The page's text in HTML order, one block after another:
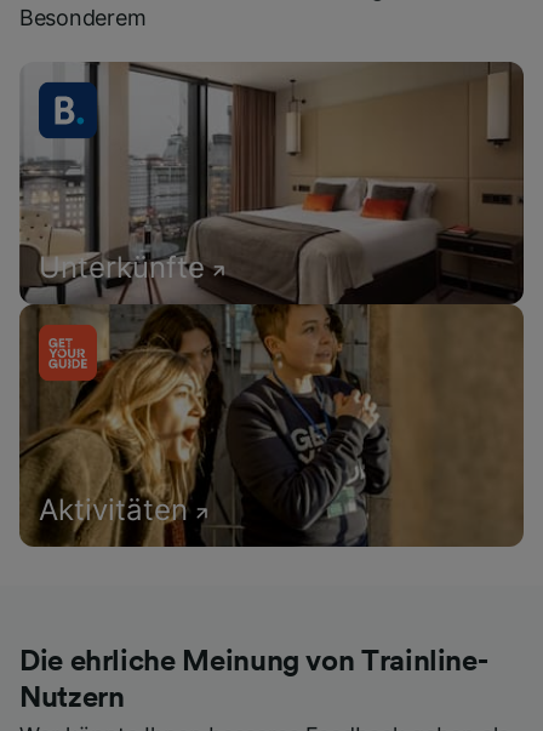
Besonderem
Unterkünfte
Aktivitäten
Die ehrliche Meinung von Trainline-
Nutzern